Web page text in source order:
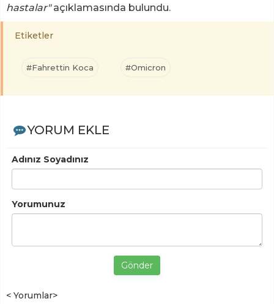
hastalar"açıklamasında bulundu.
Etiketler
#Fahrettin Koca #Omicron
YORUM EKLE
Adınız Soyadınız
Yorumunuz
Gönder
< Yorumlar>